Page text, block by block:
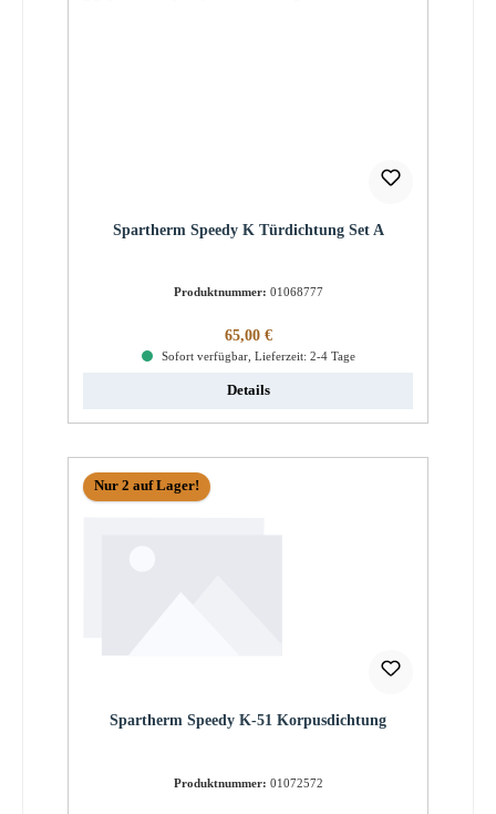
Spartherm Speedy K Türdichtung Set A
Produktnummer: 01068777
Regulärer Preis:
65,00 €
Sofort verfügbar, Lieferzeit: 2-4 Tage
Details
Nur 2 auf Lager!
Spartherm Speedy K-51 Korpusdichtung
Produktnummer: 01072572